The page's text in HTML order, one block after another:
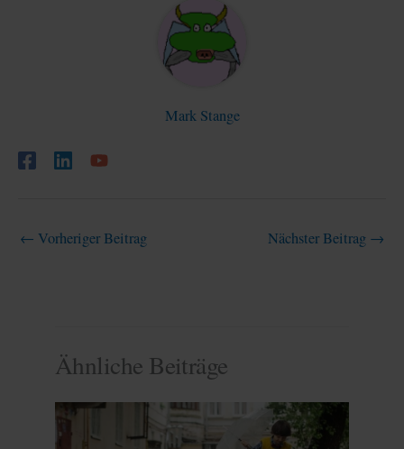
Mark Stange
← Vorheriger Beitrag Nächster Beitrag →
Ähnliche Beiträge